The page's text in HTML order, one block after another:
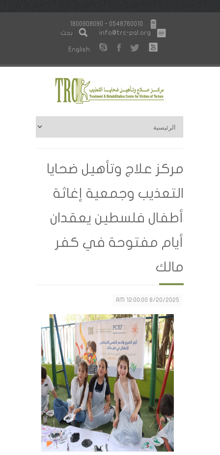
1800908090 - 0548760010
info@trc-pal.org
بحث
English
مركز علاج وتأهيل ضحايا
التعذيب وجمعية إغاثة
أطفال فلسطين يعقدان
أيام مفتوحة في كفر
مالك
8/20/2025 12:00:00 AM